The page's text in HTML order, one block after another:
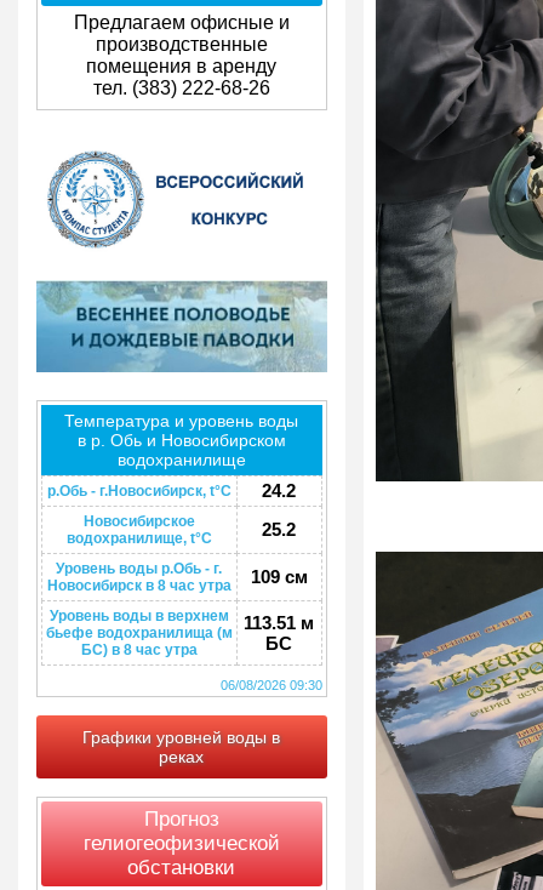
Предлагаем офисные и
производственные
помещения в аренду
тел. (383) 222-68-26
Температура и уровень воды
в р. Обь и Новосибирском
водохранилище
р.Обь - г.Новосибирск, t°C 24.2
Новосибирское
водохранилище, t°C
25.2
Уровень воды р.Обь - г.
Новосибирск в 8 час утра
109 см
Уровень воды в верхнем
бьефе водохранилища (м
БС) в 8 час утра
113.51 м
БС
06/08/2026 09:30
Графики уровней воды в
реках
Прогноз
гелиогеофизической
обстановки